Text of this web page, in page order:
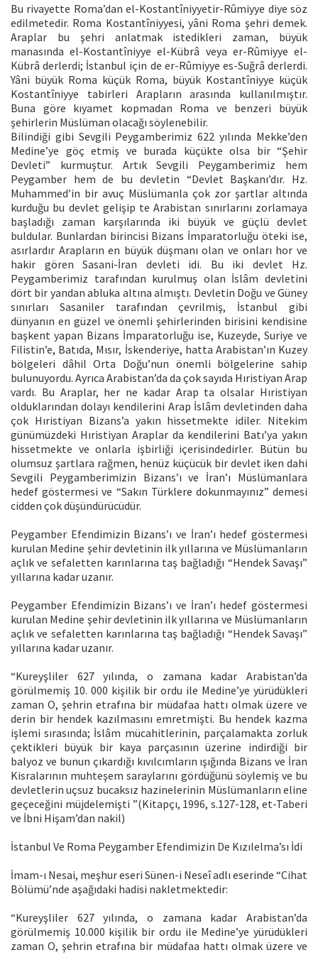
Bu rivayette Roma’dan el-Kostantîniyyetir-Rûmiyye diye söz
edilmetedir. Roma Kostantîniyyesi, yâni Roma şehri demek.
Araplar bu şehri anlatmak istedikleri zaman, büyük
manasında el-Kostantîniyye el-Kübrâ veya er-Rûmiyye el-
Kübrâ derlerdi; İstanbul için de er-Rûmiyye es-Suğrâ derlerdi.
Yâni büyük Roma küçük Roma, büyük Kostantîniyye küçük
Kostantîniyye tabirleri Arapların arasında kullanılmıştır.
Buna göre kıyamet kopmadan Roma ve benzeri büyük
şehirlerin Müslüman olacağı söylenebilir.
Bilindiği gibi Sevgili Peygamberimiz 622 yılında Mekke’den
Medine’ye göç etmiş ve burada küçükte olsa bir “Şehir
Devleti” kurmuştur. Artık Sevgili Peygamberimiz hem
Peygamber hem de bu devletin “Devlet Başkanı’dır. Hz.
Muhammed’in bir avuç Müslümanla çok zor şartlar altında
kurduğu bu devlet gelişip te Arabistan sınırlarını zorlamaya
başladığı zaman karşılarında iki büyük ve güçlü devlet
buldular. Bunlardan birincisi Bizans İmparatorluğu öteki ise,
asırlardır Arapların en büyük düşmanı olan ve onları hor ve
hakir gören Sasani-İran devleti idi. Bu iki devlet Hz.
Peygamberimiz tarafından kurulmuş olan İslâm devletini
dört bir yandan abluka altına almıştı. Devletin Doğu ve Güney
sınırları Sasaniler tarafından çevrilmiş, İstanbul gibi
dünyanın en güzel ve önemli şehirlerinden birisini kendisine
başkent yapan Bizans İmparatorluğu ise, Kuzeyde, Suriye ve
Filistin’e, Batıda, Mısır, İskenderiye, hatta Arabistan’ın Kuzey
bölgeleri dâhil Orta Doğu’nun önemli bölgelerine sahip
bulunuyordu. Ayrıca Arabistan’da da çok sayıda Hıristiyan Arap
vardı. Bu Araplar, her ne kadar Arap ta olsalar Hıristiyan
olduklarından dolayı kendilerini Arap İslâm devletinden daha
çok Hıristiyan Bizans’a yakın hissetmekte idiler. Nitekim
günümüzdeki Hıristiyan Araplar da kendilerini Batı’ya yakın
hissetmekte ve onlarla işbirliği içerisindedirler. Bütün bu
olumsuz şartlara rağmen, henüz küçücük bir devlet iken dahi
Sevgili Peygamberimizin Bizans’ı ve İran’ı Müslümanlara
hedef göstermesi ve “Sakın Türklere dokunmayınız” demesi
cidden çok düşündürücüdür.
Peygamber Efendimizin Bizans’ı ve İran’ı hedef göstermesi
kurulan Medine şehir devletinin ilk yıllarına ve Müslümanların
açlık ve sefaletten karınlarına taş bağladığı “Hendek Savaşı”
yıllarına kadar uzanır.
Peygamber Efendimizin Bizans’ı ve İran’ı hedef göstermesi
kurulan Medine şehir devletinin ilk yıllarına ve Müslümanların
açlık ve sefaletten karınlarına taş bağladığı “Hendek Savaşı”
yıllarına kadar uzanır.
“Kureyşliler 627 yılında, o zamana kadar Arabistan’da
görülmemiş 10. 000 kişilik bir ordu ile Medine’ye yürüdükleri
zaman O, şehrin etrafına bir müdafaa hattı olmak üzere ve
derin bir hendek kazılmasını emretmişti. Bu hendek kazma
işlemi sırasında; İslâm mücahitlerinin, parçalamakta zorluk
çektikleri büyük bir kaya parçasının üzerine indirdiği bir
balyoz ve bunun çıkardığı kıvılcımların ışığında Bizans ve İran
Kisralarının muhteşem saraylarını gördüğünü söylemiş ve bu
devletlerin uçsuz bucaksız hazinelerinin Müslümanların eline
geçeceğini müjdelemişti ”(Kitapçı, 1996, s.127-128, et-Taberi
ve İbni Hişam’dan nakil)
İstanbul Ve Roma Peygamber Efendimizin De Kızılelma’sı İdi
İmam-ı Nesai, meşhur eseri Sünen-i Neseî adlı eserinde “Cihat
Bölümü’nde aşağıdaki hadisi nakletmektedir:
“Kureyşliler 627 yılında, o zamana kadar Arabistan’da
görülmemiş 10.000 kişilik bir ordu ile Medine’ye yürüdükleri
zaman O, şehrin etrafına bir müdafaa hattı olmak üzere ve